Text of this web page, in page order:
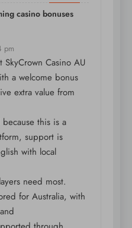
casino bonuses
pm
SkyCrown Casino AU
a welcome bonus
extra value from
this is a
support is
with local
need most.
for Australia, with